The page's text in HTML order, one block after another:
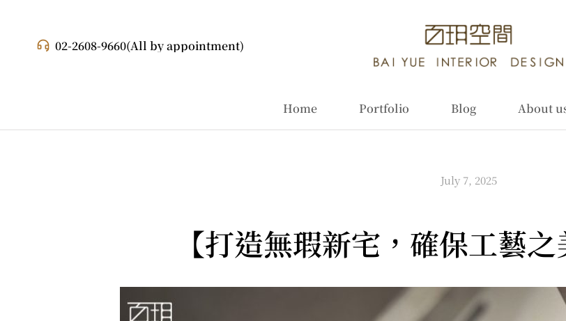
02-2608-9660(All by appointment)
Home Portfolio Blog About
July 7, 2025
【打造無瑕新宅，確保工藝之